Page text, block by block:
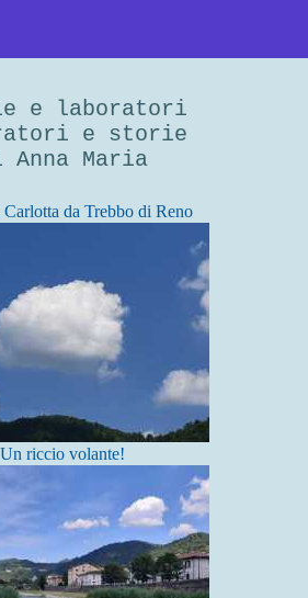
e laboratori
e storie
Anna Maria
da Trebbo di Reno
Un riccio volante!